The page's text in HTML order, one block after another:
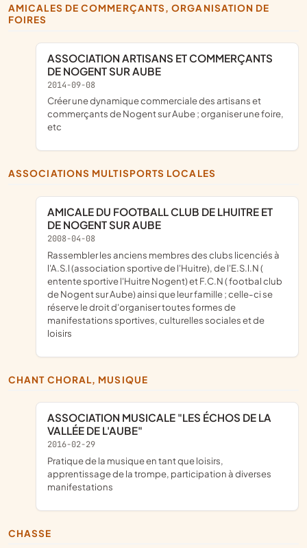
AMICALES DE COMMERÇANTS, ORGANISATION DE
FOIRES
ASSOCIATION ARTISANS ET COMMERÇANTS
DE NOGENT SUR AUBE
2014-09-08
créer une dynamique commerciale des artisans et
commerçants de Nogent sur Aube ; organiser une foire,
etc
ASSOCIATIONS MULTISPORTS LOCALES
AMICALE DU FOOTBALL CLUB DE LHUITRE ET
DE NOGENT SUR AUBE
2008-04-08
rassembler les anciens membres des clubs licenciés à
l'A.S.l (association sportive de l'Huitre), de l'E.S.l.N (
entente sportive l'Huitre Nogent) et F.C.N ( footbal club
de Nogent sur Aube) ainsi que leur famille ; celle-ci se
réserve le droit d'organiser toutes formes de
manifestations sportives, culturelles sociales et de
loisirs
CHANT CHORAL, MUSIQUE
ASSOCIATION MUSICALE "LES ÉCHOS DE LA
VALLÉE DE L'AUBE"
2016-02-29
pratique de la musique en tant que loisirs,
apprentissage de la trompe, participation à diverses
manifestations
CHASSE